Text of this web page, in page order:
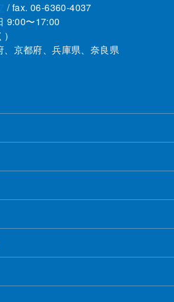
/ fax. 06-6360-4037
9:00〜17:00
、京都府、兵庫県、奈良県